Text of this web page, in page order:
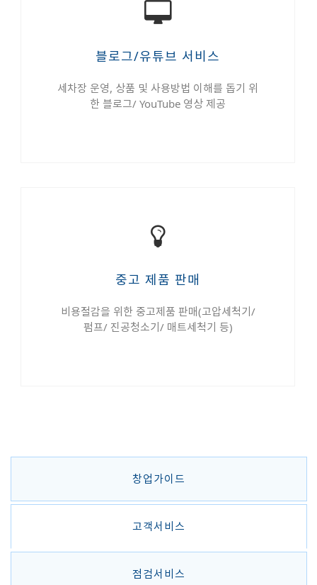
블로그/유튜브 서비스
세차장 운영, 상품 및 사용방법 이해를 돕기 위
한 블로그/ YouTube 영상 제공
중고 제품 판매
비용절감을 위한 중고제품 판매(고압세척기/
펌프/ 진공청소기/ 매트세척기 등)
창업가이드
고객서비스
점검서비스